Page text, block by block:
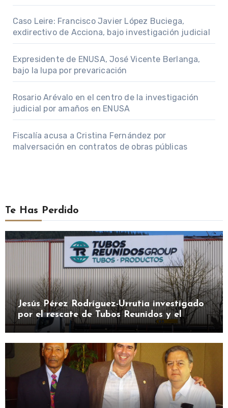
Caso Leire: Francisco Javier López Buciega,
exdirectivo de Acciona, bajo investigación judicial
Expresidente de ENUSA, José Vicente Berlanga,
bajo la lupa por prevaricación
Rosario Arévalo en el centro de la investigación
judicial por amaños en ENUSA
Fiscalía acusa a Cristina Fernández por
malversación en contratos de obras públicas
Te Has Perdido
Jesús Pérez Rodríguez-Urrutia investigado
por el rescate de Tubos Reunidos y el
préstamo de la SEPI